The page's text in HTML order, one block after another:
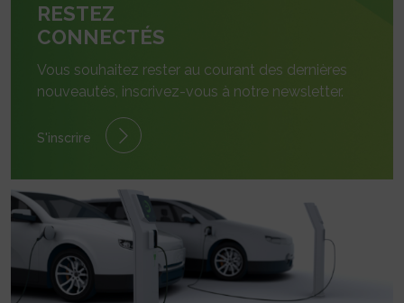
RESTEZ
CONNECTÉS
Vous souhaitez rester au courant des dernières
nouveautés, inscrivez-vous à notre newsletter.
S'inscrire